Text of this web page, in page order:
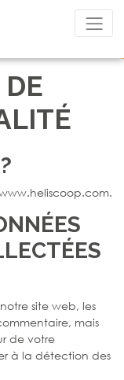
site web, les
mais
de votre
à la détection des